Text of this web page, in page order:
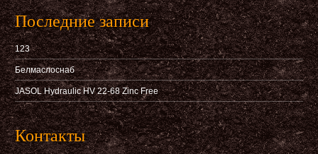
Последние записи
123
Белмаслоснаб
JASOL Hydraulic HV 22-68 Zinc Free
Контакты